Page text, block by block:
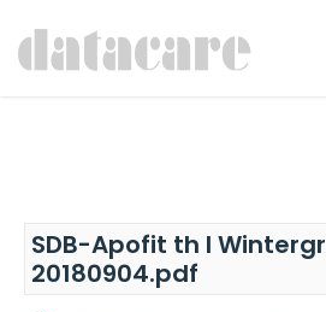
SDB-Apofit th l
20180904.pdf